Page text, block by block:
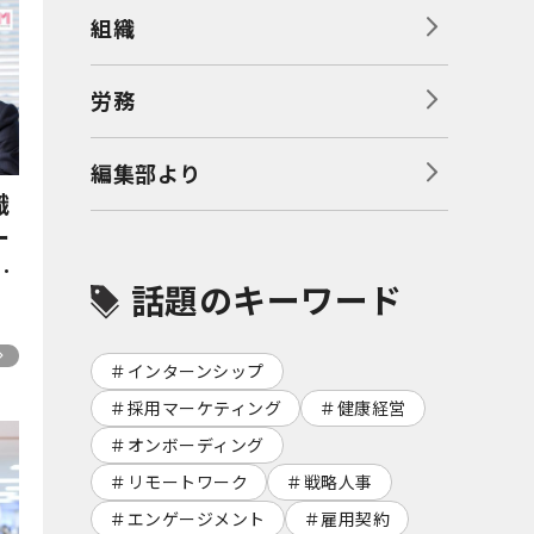
組織
労務
編集部より
話題のキーワード
インターンシップ
採用マーケティング
健康経営
オンボーディング
リモートワーク
戦略人事
エンゲージメント
雇用契約